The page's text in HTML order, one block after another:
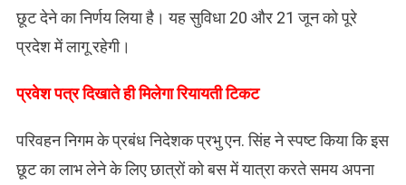
छूट देने का निर्णय लिया है। यह सुविधा 20 और 21 जून को पूरे
प्रदेश में लागू रहेगी।
प्रवेश पत्र दिखाते ही मिलेगा रियायती टिकट
परिवहन निगम के प्रबंध निदेशक प्रभु एन. सिंह ने स्पष्ट किया कि इस
छूट का लाभ लेने के लिए छात्रों को बस में यात्रा करते समय अपना